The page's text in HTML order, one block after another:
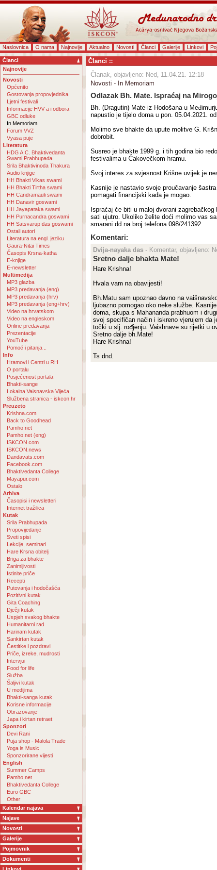
Naslovnica O nama Najnovije Aktualno Novosti Članci Galerije Linkovi
Članci
Najnovije
Novosti
Općenito
Gostovanja propovjednika
Ljetni festivali
Informacije HVV-a i odbora
GBC odluke
In Memoriam
Forum VVZ
Vyasa puje
Literatura
HDG A.C. Bhaktivedanta
Swami Prabhupada
Srila Bhaktivinoda Thakura
Audio knjige
HH Bhakti Vikas swami
HH Bhakti Tirtha swami
HH Candramauli swami
HH Danavir goswami
HH Jayapataka swami
HH Purnacandra goswami
HH Satsvarup das goswami
Ostali autori
Literatura na engl. jeziku
Gaura-Nitai Times
Časopis Krsna-katha
E-knjige
E-newsletter
Multimedija
MP3 glazba
MP3 predavanja (eng)
MP3 predavanja (hrv)
MP3 predavanja (eng+hrv)
Video na hrvatskom
Video na engleskom
Online predavanja
Prezentacije
YouTube
Pomoć i pitanja...
Info
Hramovi i Centri u RH
O portalu
Posjećenost portala
Bhakti-sange
Lokalna Vaisnavska Vijeća
Službena stranica - iskcon.hr
Preuzeto
Krishna.com
Back to Goodhead
Pamho.net
Pamho.net (eng)
ISKCON.com
ISKCON.news
Dandavats.com
Facebook.com
Bhaktivedanta College
Mayapur.com
Ostalo
Arhiva
Časopisi i newsletteri
Internet tražilica
Kutak
Srila Prabhupada
Propovijedanje
Sveti spisi
Lekcije, seminari
Hare Krsna obitelj
Briga za bhakte
Zanimljivosti
Istinite priče
Recepti
Putovanja i hodočašća
Pozitivni kutak
Gita Coaching
Dječji kutak
Uspjeh svakog bhakte
Humanitarni rad
Harinam kutak
Sankirtan kutak
Čestitke i pozdravi
Priče, izreke, mudrosti
Intervjui
Food for life
Služba
Šaljivi kutak
U medijima
Bhakti-sanga kutak
Korisne informacije
Obrazovanje
Japa i kirtan retraet
Sponzori
Devi Rani
Puja shop - Malola Trade
Yoga is Music
Sponzorirane vijesti
English
Summer Camps
Pamho.net
Bhaktivedanta College
Euro GBC
Other
Kalendar najava
Najave
Novosti
Galerije
Pojmovnik
Dokumenti
Članci ::
Članak, objavljeno: Ned, 11.04.21. 12:18
Novosti - In Memoriam
Odlazak Bh. Mate. Ispraćaj na
Bh. (Dragutin) Mate iz Hodošana u
napustio je tijelo doma u pon. 05.04.2021.
Molimo sve bhakte da upute molitve G.
dobrobit.
Susreo je bhakte 1999 g. i tih godina bio
festivalima u Čakovečkom hramu.
Svoj interes za svjesnost Krišne uvijek je
Kasnije je nastavio svoje proučavanje
pomagati financijski kada je mogao.
Ispraćaj će biti u maloj dvorani
sati ujutro. Ukoliko želite doći molimo vas
smarani dd na broj telefona 098/241392.
Komentari:
Dvija-nayaka das - Komentar, objavljeno:
Sretno dalje bhakta Mate!
Hare Krishna!
Hvala vam na obavijesti!
Bh.Matu sam upoznao davno na
ljubazno pomogao oko neke službe.
doma, skupa s Mahananda prabhuom i
svoj specifičan način i iskreno vjerujem da
točki u slj. rođjenju. Vaishnave su rijetki u
Sretno dalje bh.Mate!
Hare Krishna!
Ts dnd.